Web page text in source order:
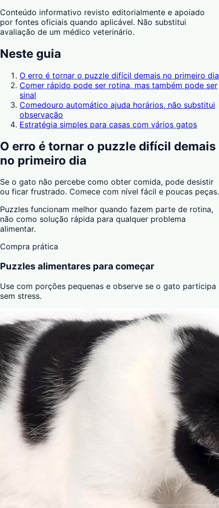
Conteúdo informativo revisto editorialmente e apoiado
por fontes oficiais quando aplicável. Não substitui
avaliação de um médico veterinário.
Neste guia
O erro é tornar o puzzle difícil demais no primeiro dia
Comer rápido pode ser rotina, mas também pode ser
sinal
Comedouro automático ajuda horários, não substitui
observação
Estratégia simples para casas com vários gatos
O erro é tornar o puzzle difícil demais
no primeiro dia
Se o gato não percebe como obter comida, pode desistir
ou ficar frustrado. Comece com nível fácil e poucas peças.
Puzzles funcionam melhor quando fazem parte de rotina,
não como solução rápida para qualquer problema
alimentar.
Compra prática
Puzzles alimentares para começar
Use com porções pequenas e observe se o gato participa
sem stress.